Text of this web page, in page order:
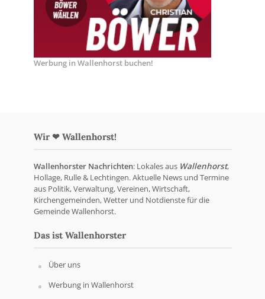
Werbung in Wallenhorst buchen!
Wir ❤ Wallenhorst!
Wallenhorster Nachrichten: Lokales aus Wallenhorst,
Hollage, Rulle & Lechtingen. Aktuelle News und Termine
aus Politik, Verwaltung, Vereinen, Wirtschaft,
Kirchengemeinden, Wetter und Notdienste für die
Gemeinde Wallenhorst.
Das ist Wallenhorster
Über uns
Werbung in Wallenhorst